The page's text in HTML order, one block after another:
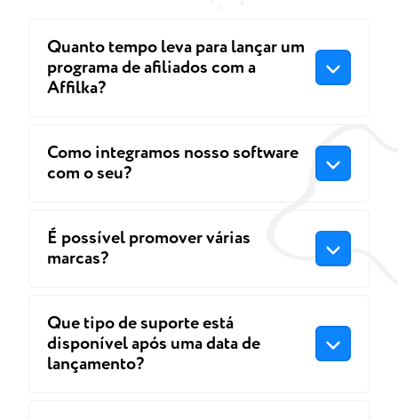
Quanto tempo leva para lançar um
programa de afiliados com a
Affilka?
Como integramos nosso software
com o seu?
É possível promover várias
marcas?
Que tipo de suporte está
disponível após uma data de
lançamento?